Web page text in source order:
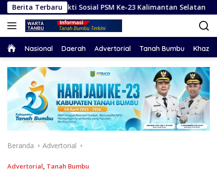
Langsung
ke
konten
Berita Terbaru
Sosial PSM Ke-23 Kalimantan Selatan Hadapi
HomeNasional Daerah Advertorial Tanah Bumbu
Beranda Advertorial
Advertorial, Tanah Bumbu